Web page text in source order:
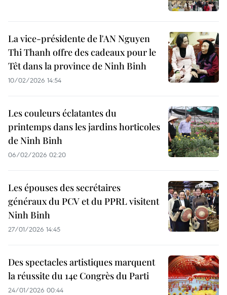
La vice-présidente de l'AN Nguyen
Thi Thanh offre des cadeaux pour le
Têt dans la province de Ninh Binh
10/02/2026 14:54
Les couleurs éclatantes du
printemps dans les jardins horticoles
de Ninh Binh
06/02/2026 02:20
Les épouses des secrétaires
généraux du PCV et du PPRL visitent
Ninh Binh
27/01/2026 14:45
Des spectacles artistiques marquent
la réussite du 14e Congrès du Parti
24/01/2026 00:44